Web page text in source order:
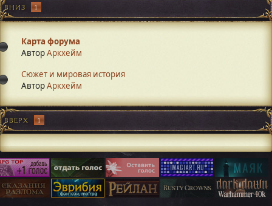
ВНИЗ 1
Карта форума
АвторАркхейм
Сюжет и мировая история
АвторАркхейм
ВВЕРХ 1